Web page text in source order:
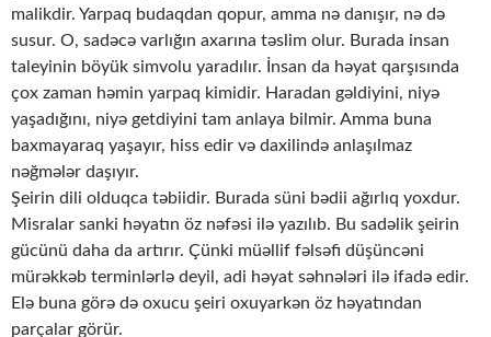
malikdir. Yarpaq budaqdan qopur, amma nə danışır, nə də
susur. O, sadəcə varlığın axarına təslim olur. Burada insan
taleyinin böyük simvolu yaradılır. İnsan da həyat qarşısında
çox zaman həmin yarpaq kimidir. Haradan gəldiyini, niyə
yaşadığını, niyə getdiyini tam anlaya bilmir. Amma buna
baxmayaraq yaşayır, hiss edir və daxilində anlaşılmaz
nəğmələr daşıyır.
Şeirin dili olduqca təbiidir. Burada süni bədii ağırlıq yoxdur.
Misralar sanki həyatın öz nəfəsi ilə yazılıb. Bu sadəlik şeirin
gücünü daha da artırır. Çünki müəllif fəlsəfi düşüncəni
mürəkkəb terminlərlə deyil, adi həyat səhnələri ilə ifadə edir.
Elə buna görə də oxucu şeiri oxuyarkən öz həyatından
parçalar görür.